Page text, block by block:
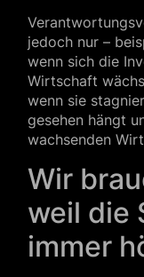
jedoch nur –
wenn sich die
Wirtschaft
wenn sie
gesehen hängt
wachsenden
Wir
weil die
immer